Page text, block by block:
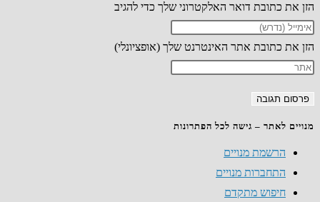
הזן את כתובת דואר האלקטרוני שלך כדי להגיב
הזן את כתובת אתר האינטרנט שלך (אופציונלי)
מנויים לאתר – גישה לכל הפתרונות
הרשמת מנויים
התחברות מנויים
חיפוש מתקדם